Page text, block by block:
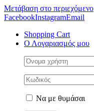
Μετάβαση στο περιεχόμενο
FacebookInstagramEmail
Shopping Cart
Ο Λογαριασμός μου
Να με θυμάσαι